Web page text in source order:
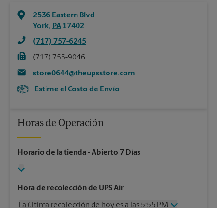
2536 Eastern Blvd
York, PA 17402
(717) 757-6245
(717) 755-9046
store0644@theupsstore.com
Estime el Costo de Envío
Horas de Operación
Horario de la tienda- Abierto 7 Días
Hora de recolección de UPS Air
La última recolección de hoy es a las 5:55 PM